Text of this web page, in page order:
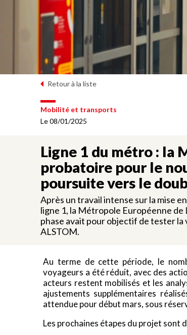
Retour à la liste
Mobilité et transports
Le 08/01/2025
Ligne 1 du métro : la
probatoire pour le
poursuite vers le
Après un travail intense sur la mise
ligne 1, la Métropole Européenne
phase avait pour objectif de tester la
ALSTOM.
Au terme de cette période, le
voyageurs a été réduit, avec des
acteurs restent mobilisés et les
ajustements supplémentaires
attendue pour début mars, sous
Les prochaines étapes du projet sont